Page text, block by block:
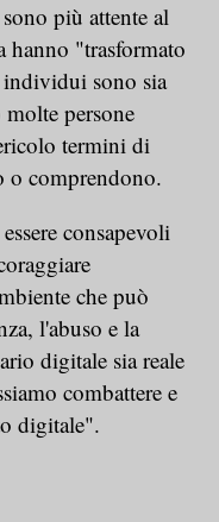
più attente al
"trasformato
sono sia
persone
termini di
o comprendono.
consapevoli
che può
l'abuso e la
digitale sia reale
combattere e
digitale".